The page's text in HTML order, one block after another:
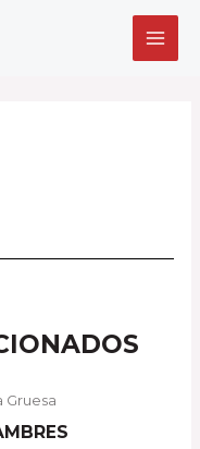
Gruesa